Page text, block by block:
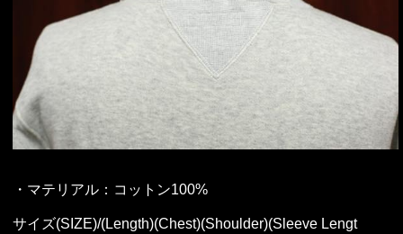
・マテリアル：コットン100%
サイズ(SIZE)/(Length)(Chest)(Shoulder)(Sleeve Lengt